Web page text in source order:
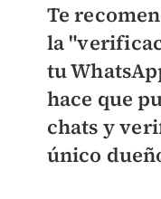
Te
la
tu
hace que
chats y
único